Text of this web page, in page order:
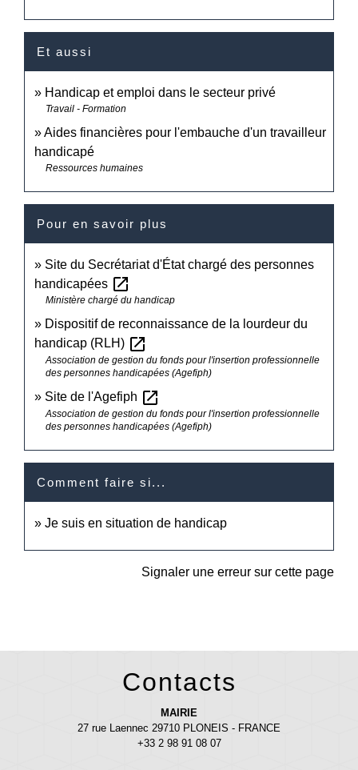
Et aussi
Handicap et emploi dans le secteur privé
Travail - Formation
Aides financières pour l'embauche d'un travailleur
handicapé
Ressources humaines
Pour en savoir plus
Site du Secrétariat d'État chargé des personnes
handicapées open_in_new
Ministère chargé du handicap
Dispositif de reconnaissance de la lourdeur du
handicap (RLH) open_in_new
Association de gestion du fonds pour l'insertion professionnelle
des personnes handicapées (Agefiph)
Site de l'Agefiph open_in_new
Association de gestion du fonds pour l'insertion professionnelle
des personnes handicapées (Agefiph)
Comment faire si...
Je suis en situation de handicap
Signaler une erreur sur cette page
Contacts
MAIRIE
27 rue Laennec 29710 PLONEIS - FRANCE
+33 2 98 91 08 07